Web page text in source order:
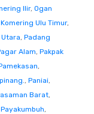
Ilir, Ogan
Ulu Timur,
, Padang
Alam, Pakpak
,
, Paniai,
Barat,
Payakumbuh,